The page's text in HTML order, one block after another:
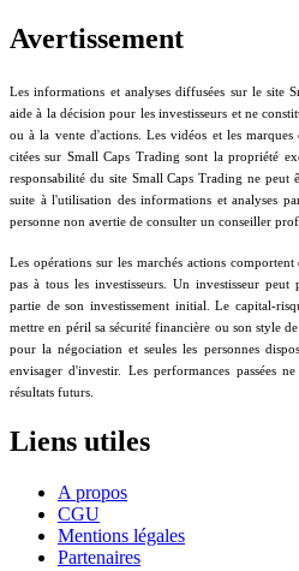
Avertissement
Les informations et analyses diffusées sur le site
aide à la décision pour les investisseurs et ne
ou à la vente d'actions. Les vidéos et les marques
citées sur Small Caps Trading sont la propriété
responsabilité du site Small Caps Trading ne peut
suite à l'utilisation des informations et analyses
personne non avertie de consulter un conseiller
Les opérations sur les marchés actions
pas à tous les investisseurs. Un investisseur
partie de son investissement initial. Le capital-
mettre en péril sa sécurité financière ou son style
pour la négociation et seules les personnes
envisager d'investir. Les performances passées
résultats futurs.
Liens utiles
A propos
CGU
Mentions légales
Partenaires